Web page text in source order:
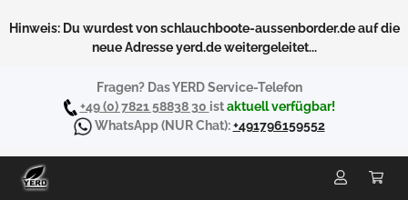
Hinweis: Du wurdest von schlauchboote-aussenborder.de auf die
neue Adresse yerd.de weitergeleitet...
Fragen? Das YERD Service-Telefon
+49 (0) 7821 58838 30 istaktuell verfügbar!
WhatsApp(NUR Chat):+491796159552